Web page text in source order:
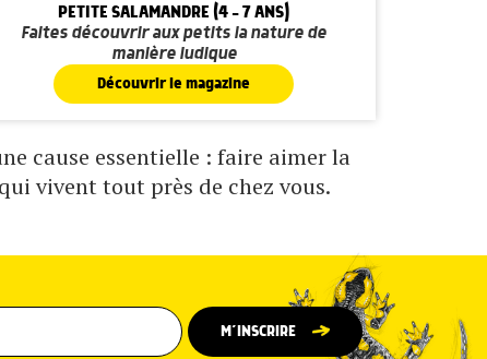
PETITE SALAMANDRE (4 - 7 ANS)
Faites découvrir aux petits la nature de
manière ludique
Découvrir le magazine
cause essentielle : faire aimer la
vivent tout près de chez vous.
M’INSCRIRE